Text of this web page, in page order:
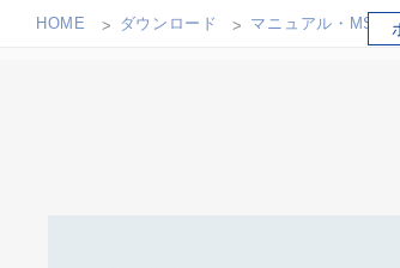
HOME ダウンロード マニュアル・MSDS